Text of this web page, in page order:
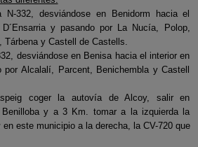
332, desviándose en Benidorm hacia el
y pasando por La Nucía, Polop,
Tárbena y Castell de Castells.
desviándose en Benisa hacia el interior en
Alcalalí, Parcent, Benichembla y Castell
coger la autovía de Alcoy, salir en
Benilloba y a 3 Km. tomar a la izquierda la
este municipio a la derecha, la CV-720 que